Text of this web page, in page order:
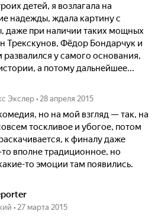
детей, я возлагала на
надежды, ждала картину с
даже при наличии таких мощных
Трекскунов, Фёдор Бондарчук и
у самого основания,
а потому дальнейшее...
Экслер• 28 апреля 2015
но на мой взгляд — так, на
тоскливое и убогое, потом
к финалу даже
вполне традиционное, но
то эмоции там появились.
• 27 марта 2015